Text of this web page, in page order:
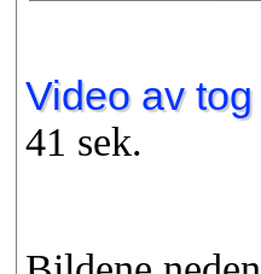
Video av
41 sek.